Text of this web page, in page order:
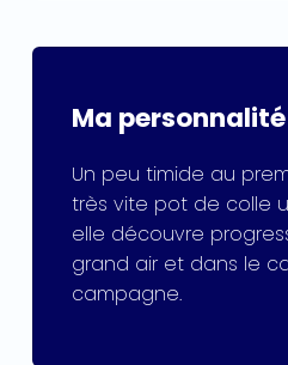
Ma personnalité
Un peu timide au
très vite pot de colle
elle découvre
grand air et dans le
campagne.